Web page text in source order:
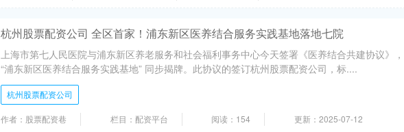
杭州股票配资公司 全区首家！浦东新区医养结合服务实践基地落地七院
上海市第七人民医院与浦东新区养老服务和社会福利事务中心今天签署《医养结合共建协议》，
“浦东新区医养结合服务实践基地” 同步揭牌。此协议的签订杭州股票配资公司，标....
杭州股票配资公司
作者：股票配资巷 栏目：配资平台 阅读：154 更新：2025-07-12